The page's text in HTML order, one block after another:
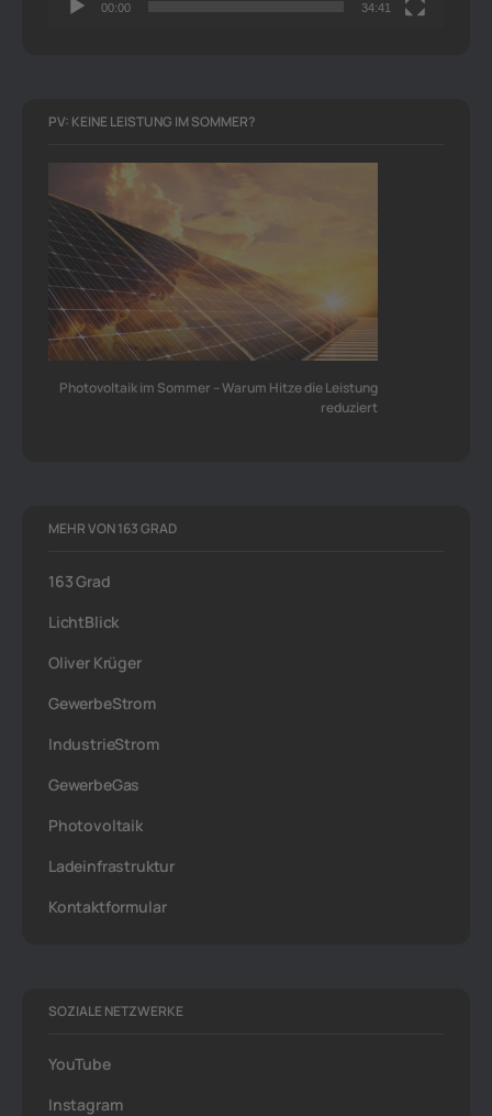
00:00 34:41
PV: KEINE LEISTUNG IM SOMMER?
Photovoltaik im Sommer – Warum Hitze die Leistung
reduziert
MEHR VON 163 GRAD
163 Grad
LichtBlick
Oliver Krüger
GewerbeStrom
IndustrieStrom
GewerbeGas
Photovoltaik
Ladeinfrastruktur
Kontaktformular
SOZIALE NETZWERKE
YouTube
Instagram